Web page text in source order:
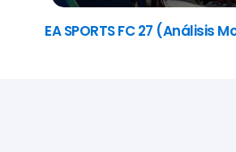
EA SPORTS FC 27 (Análisis